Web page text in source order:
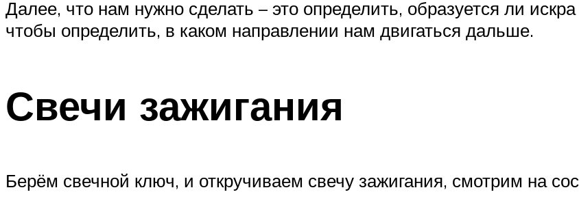
Далее, что нам нужно сделать – это определить, образуется ли
чтобы определить, в каком направлении нам двигаться дальше.
Свечи зажигания
Берём свечной ключ, и откручиваем свечу зажигания, смотрим на